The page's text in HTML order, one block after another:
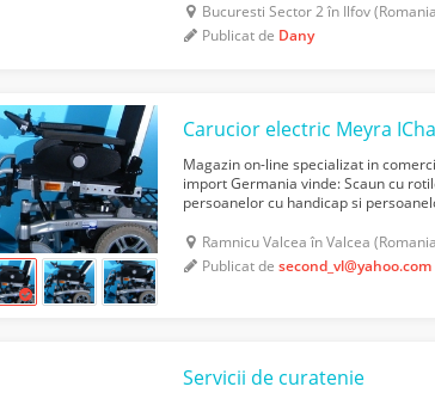
Bucuresti Sector 2 în Ilfov
Publicat de Dany
Carucior electric Meyra
Magazin on-line specializat in
import Germania vinde: Scaun cu
persoanelor cu handicap si
Ramnicu Valcea în Valcea
Publicat desecond_vl@yahoo.com
Servicii de curatenie